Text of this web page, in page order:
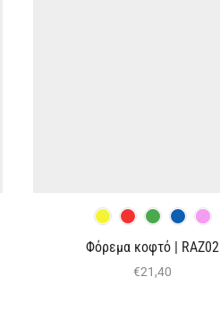
Φόρεμα κοφτό | RAZ02
€21,40